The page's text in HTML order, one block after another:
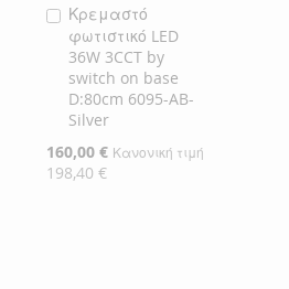
Κρεμαστό
φωτιστικό LED
36W 3CCT by
switch on base
D:80cm 6095-AB-
Silver
Ειδική
Τιμή
160,00 € Κανονική τιμή
198,40 €
Προσθήκη
στο
Καλάθι